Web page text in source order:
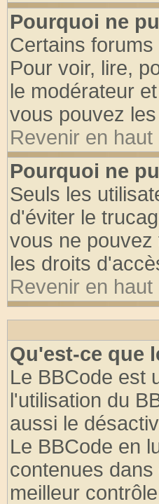
Pourquoi ne
Certains
Pour voir, lire,
le modérateur
vous pouvez
Revenir en haut
Pourquoi ne
Seuls les
d'éviter le
vous ne
les droits
Revenir en haut
Qu'est-ce que
Le BBCode est
l'utilisation du
aussi le
Le BBCode en
contenues
meilleur